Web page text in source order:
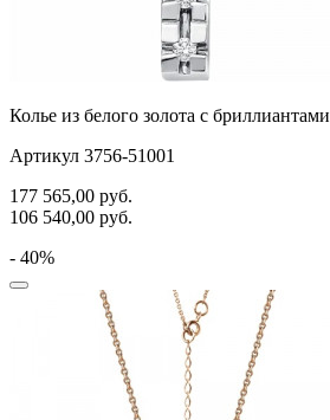
Колье из белого золота с бриллиантами
Артикул 3756-51001
177 565,00 руб.
106 540,00 руб.
- 40%